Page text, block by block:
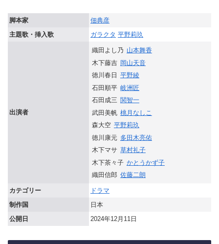
脚本家
佃典彦
主題歌・挿入歌
ガラクタ 平野莉玖
出演者
織田よし乃 山本舞香
木下藤吉 岡山天音
徳川春日 平野綾
石田順平 岐洲匠
石田成三 関智一
武田美帆 桃月なしこ
森大空 平野莉玖
徳川康元 多田木亮佑
木下マサ 草村礼子
木下茶々子 かとうかず子
織田信郎 佐藤二朗
カテゴリー
ドラマ
制作国
日本
公開日
2024年12月11日